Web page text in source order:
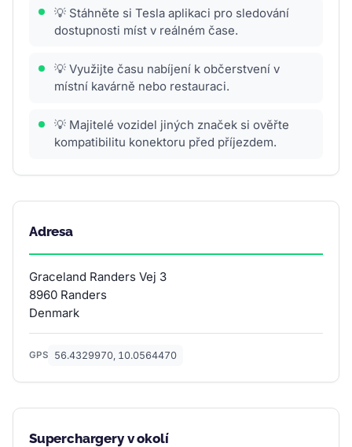
💡 Stáhněte si Tesla aplikaci pro sledování
dostupnosti míst v reálném čase.
💡 Využijte času nabíjení k občerstvení v
místní kavárně nebo restauraci.
💡 Majitelé vozidel jiných značek si ověřte
kompatibilitu konektoru před příjezdem.
Adresa
Graceland Randers Vej 3
8960 Randers
Denmark
GPS 56.4329970, 10.0564470
Superchargery v okolí